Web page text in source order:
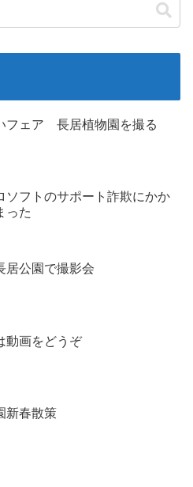
フェア 長居植物園を撮る
ソフトのサポート詐欺にかか
った
居公園で撮影会
動画をどうぞ
新春散策